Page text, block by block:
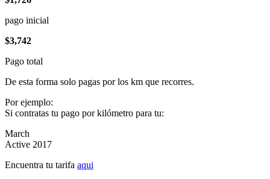
pago inicial
$3,742
Pago total
De esta forma solo pagas por los km que recorres.
Por ejemplo:
Si contratas tu pago por kilómetro para tu:
March
Active 2017
Encuentra tu tarifa aqui